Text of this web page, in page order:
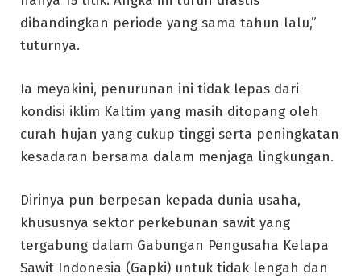
dibandingkan periode yang sama tahun lalu,”
tuturnya.
Ia meyakini, penurunan ini tidak lepas dari
kondisi iklim Kaltim yang masih ditopang oleh
curah hujan yang cukup tinggi serta peningkatan
kesadaran bersama dalam menjaga lingkungan.
Dirinya pun berpesan kepada dunia usaha,
khususnya sektor perkebunan sawit yang
tergabung dalam Gabungan Pengusaha Kelapa
Sawit Indonesia (Gapki) untuk tidak lengah dan